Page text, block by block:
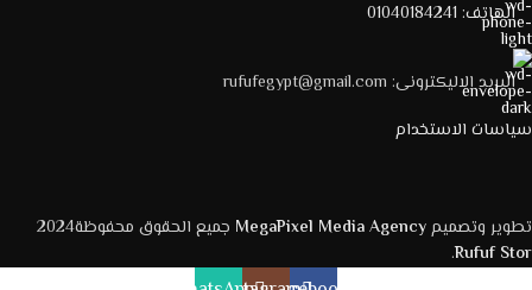
الهاتف: 01040184241
البريد الاليكترونى: rufufegypt@gmail.com
سياسات الاستخدام
تطوير وتصميمMegaPixel Media Agency جميع الحقوق محفوظة2024
Rufuf Stor
.